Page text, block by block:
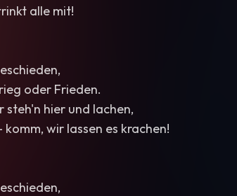
alle mit!
oder Frieden.
steh'n hier und lachen,
wir lassen es krachen!